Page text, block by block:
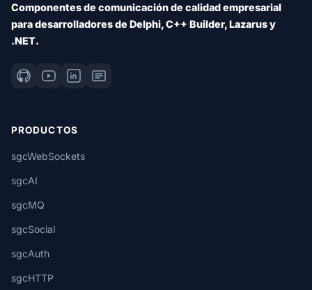
Componentes de comunicación de calidad empresarial
para desarrolladores de Delphi, C++ Builder, Lazarus y
.NET.
PRODUCTOS
sgcWebSockets
sgcAI
sgcMQ
sgcSocial
sgcAuth
sgcHTTP